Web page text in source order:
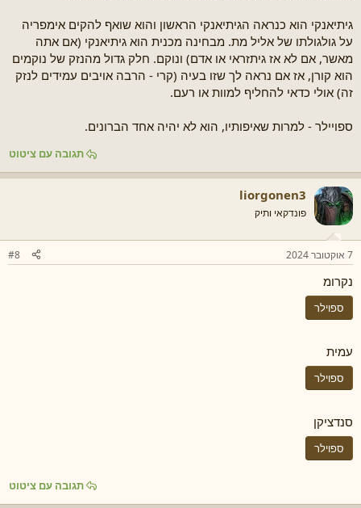
גיתיאנקי הוא כנראה הגיתיאנקי הראשון והוא שואף להקים אימפריה
על גולגולתו של אליל מת. מבחינה מכנית הוא גיתיאנקי (אם אתה
מאשר, אם לא אז גיתזראי או אדם) ונוקם. חלק גדול מהנזק של נוקמים
הוא קורן, אז אם נראה לך שזו בעיה (קרי - הרבה אויבים עמידים לנזק
זה) אולי כדאי להחליף למוות או רעם.
ספויילר - למרות שאיפותיו, הוא לא יהיה אחד הברונים.
תגובה עם ציטוט
liorgonen3
פונדקאי ותיק
7 אוקטובר 2024 #8
נקרומ
ספוילר
עמית
ספוילר
סנדציקן
ספוילר
תגובה עם ציטוט